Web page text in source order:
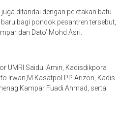
ditandai dengan peletakan batu
bagi pondok pesantren tersebut,
dan Dato’ Mohd Asri.
UMRI Saidul Amin, Kadisdikpora
Irwan,M Kasatpol PP Arizon, Kadis
Kampar Fuadi Ahmad, serta